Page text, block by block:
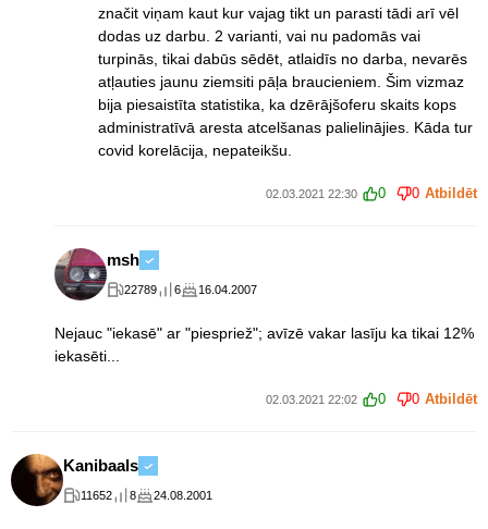
značit viņam kaut kur vajag tikt un parasti tādi arī vēl
dodas uz darbu. 2 varianti, vai nu padomās vai
turpinās, tikai dabūs sēdēt, atlaidīs no darba, nevarēs
atļauties jaunu ziemsiti pāļa braucieniem. Šim vizmaz
bija piesaistīta statistika, ka dzērājšoferu skaits kops
administratīvā aresta atcelšanas palielinājies. Kāda tur
covid korelācija, nepateikšu.
02.03.2021 22:30 0 0 Atbildēt
msh
22789 6 16.04.2007
Nejauc "iekasē" ar "piespriež"; avīzē vakar lasīju ka tikai 12%
iekasēti...
02.03.2021 22:02 0 0 Atbildēt
Kanibaals
11652 8 24.08.2001